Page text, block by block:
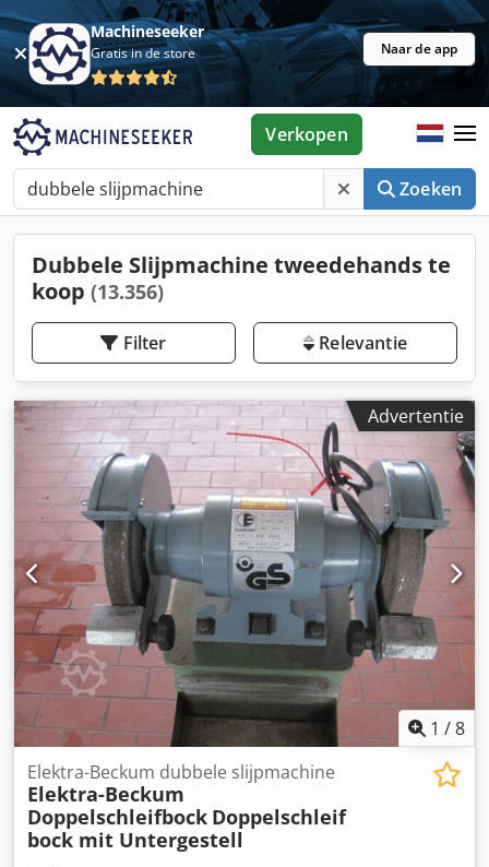
Machineseeker
Gratis in de store Naar de app
Zoeken
Verkopen
Dubbele Slijpmachine tweedehands te
koop (13.356)
Filter Relevantie
Advertentie
1 /8
Elektra-Beckum dubbele slijpmachine
Elektra-Beckum
Doppelschleifbock Doppelschleif
bock mit Untergestell